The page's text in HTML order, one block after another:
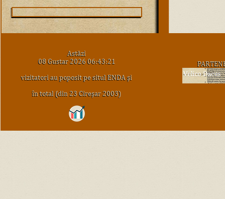
Astăzi
08 Gustar 2026 06:43:21
vizitatori au poposit pe situl ENDA şi
în total (din 23 Cireşar 2003)